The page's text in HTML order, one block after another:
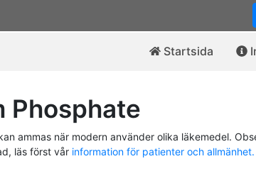
Startsida
Phosphate
ammas när modern använder olika läkemedel.
läs först vår information för patienter och allmänhet.